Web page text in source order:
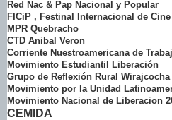
Red Nac & Pap Nacional y Popular
FICiP , Festinal Internacional de
MPR Quebracho
CTD Anibal Veron
Corriente Nuestroamericana de
Movimiento Estudiantil Liberación
Grupo de Reflexión Rural Wirajcocha
Movimiento por la Unidad
Movimiento Nacional de Liberacion
CEMIDA